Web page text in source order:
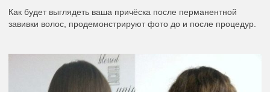
Как будет выглядеть ваша причёска после перманентной
завивки волос, продемонстрируют фото до и после процедур.